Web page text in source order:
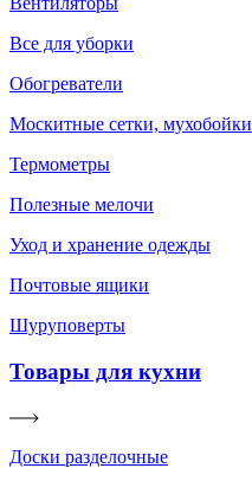
Все для уборки
Обогреватели
Москитные сетки, мухобойки
Термометры
Полезные мелочи
Уход и хранение одежды
Почтовые ящики
Шуруповерты
Товары для кухни
Доски разделочные